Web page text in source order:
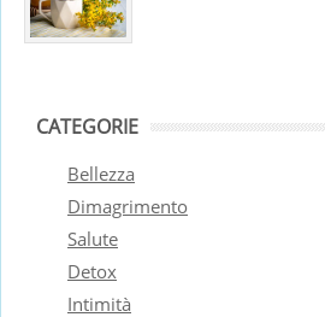
CATEGORIE
Bellezza
Dimagrimento
Salute
Detox
Intimità